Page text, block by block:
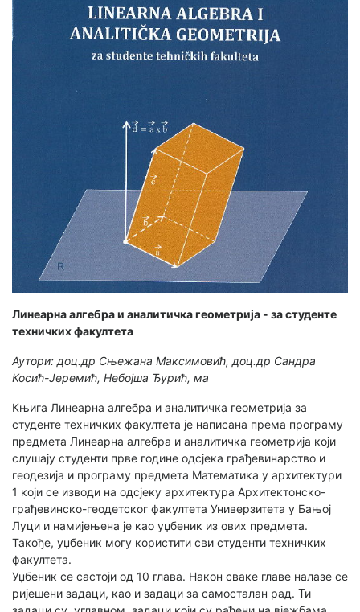
Линеарна алгебра и аналитичка геометрија - за студенте
техничких факултета
Аутори: доц.др Сњежана Максимовић, доц.др Сандра
Косић-Јеремић, Небојша Ђурић, ма
Књига Линеарна алгебра и аналитичка геометрија за
студенте техничких факултета је написана према програму
предмета Линеарна алгебра и аналитичка геометрија који
слушају студенти прве године одсјека грађевинарство и
геодезија и програму предмета Математика у архитектури
1 који се изводи на одсјеку архитектура Архитектонско-
грађевинско-геодетског факултета Универзитета у Бањој
Луци и намијењена је као уџбеник из ових предмета.
Такође, уџбеник могу користити сви студенти техничких
факултета.
Уџбеник се састоји од 10 глава. Након сваке главе налазе се
ријешени задаци, као и задаци за самосталан рад. Ти